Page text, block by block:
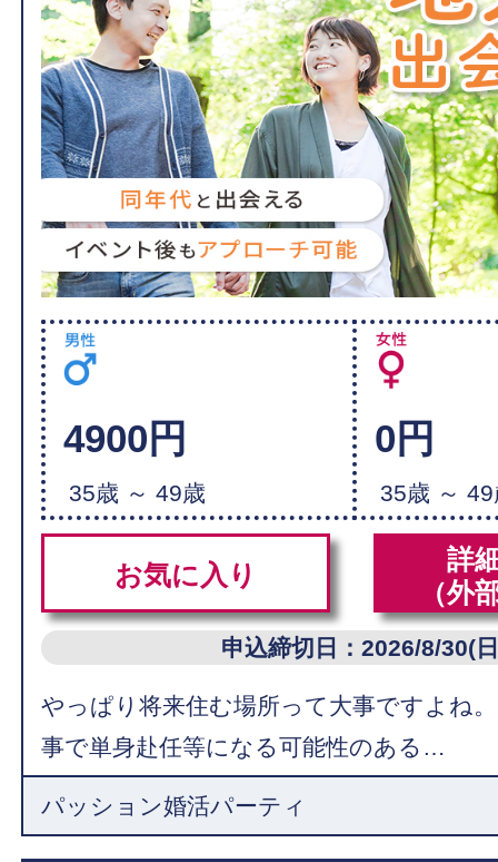
4900円
35歳 ～ 49歳
0円
35歳 ～
お気に入り
詳
（外
申込締切日：2026/8/30(
やっぱり将来住む場所って大事ですよね
事で単身赴任等になる可能性のある…
パッション婚活パーティ